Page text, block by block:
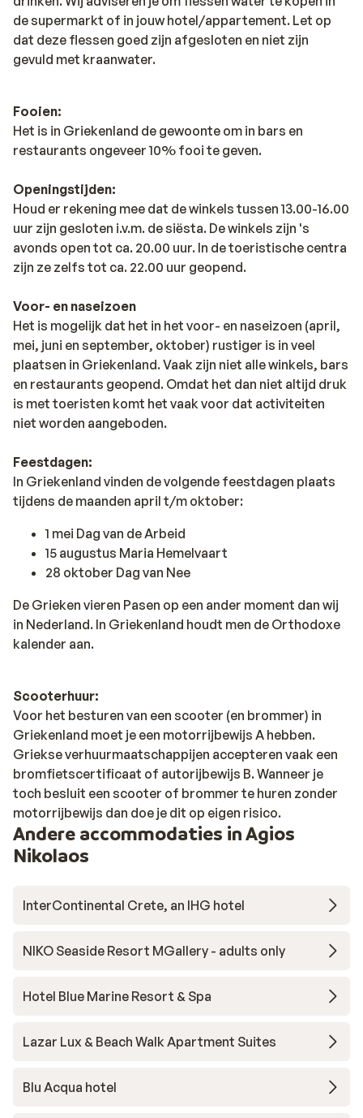
de supermarkt of in jouw hotel/appartement. Let op
dat deze flessen goed zijn afgesloten en niet zijn
gevuld met kraanwater.
Fooien:
Het is in Griekenland de gewoonte om in bars en
restaurants ongeveer 10% fooi te geven.
Openingstijden:
Houd er rekening mee dat de winkels tussen 13.00-16.00
uur zijn gesloten i.v.m. de siësta. De winkels zijn 's
avonds open tot ca. 20.00 uur. In de toeristische centra
zijn ze zelfs tot ca. 22.00 uur geopend.
Voor- en naseizoen
Het is mogelijk dat het in het voor- en naseizoen (april,
mei, juni en september, oktober) rustiger is in veel
plaatsen in Griekenland. Vaak zijn niet alle winkels, bars
en restaurants geopend. Omdat het dan niet altijd druk
is met toeristen komt het vaak voor dat activiteiten
niet worden aangeboden.
Feestdagen:
In Griekenland vinden de volgende feestdagen plaats
tijdens de maanden april t/m oktober:
1 mei Dag van de Arbeid
15 augustus Maria Hemelvaart
28 oktober Dag van Nee
De Grieken vieren Pasen op een ander moment dan wij
in Nederland. In Griekenland houdt men de Orthodoxe
kalender aan.
Scooterhuur:
Voor het besturen van een scooter (en brommer) in
Griekenland moet je een motorrijbewijs A hebben.
Griekse verhuurmaatschappijen accepteren vaak een
bromfietscertificaat of autorijbewijs B. Wanneer je
toch besluit een scooter of brommer te huren zonder
motorrijbewijs dan doe je dit op eigen risico.
Andere accommodaties in Agios
Nikolaos
InterContinental Crete, an IHG hotel
NIKO Seaside Resort MGallery - adults only
Hotel Blue Marine Resort & Spa
Lazar Lux & Beach Walk Apartment Suites
Blu Acqua hotel